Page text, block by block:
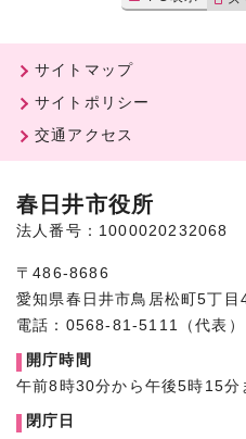
サイトマップ
サイトポリシー
交通アクセス
春日井市役所
法人番号：1000020232068
〒486-8686
愛知県春日井市鳥居松町5丁目
電話：0568-81-5111（代表）
開庁時間
午前8時30分から午後5時15分
閉庁日